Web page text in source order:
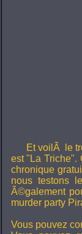
Et voilÃ le
est "La Triche".
chronique
nous testons
Ã©galement
murder party
Vous pouvez